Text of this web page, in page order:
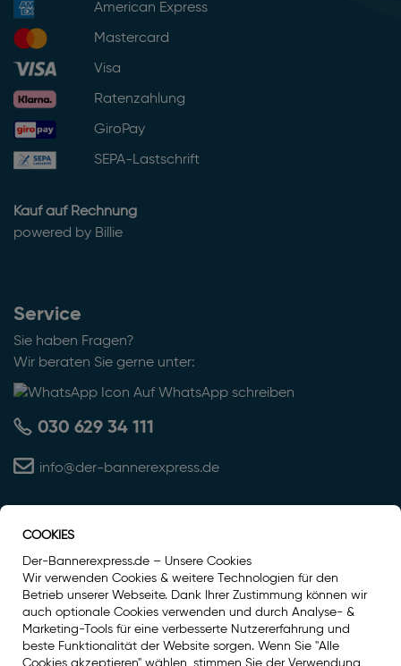
American Express
Mastercard
Visa
Ratenzahlung
GiroPay
SEPA-Lastschrift
Kauf auf Rechnung
powered by Billie
Service
Sie haben Fragen?
Wir beraten Sie gerne unter:
Auf WhatsApp schreiben
030 629 34 111
info@der-bannerexpress.de
Auszeichnung
COOKIES
Der-Bannerexpress.de – Unsere Cookies
Wir verwenden Cookies & weitere Technologien für den
Betrieb unserer Webseite. Dank Ihrer Zustimmung können wir
auch optionale Cookies verwenden und durch Analyse- &
Marketing-Tools für eine verbesserte Nutzererfahrung und
beste Funktionalität der Website sorgen. Wenn Sie "Alle
Cookies akzeptieren" wählen, stimmen Sie der Verwendung